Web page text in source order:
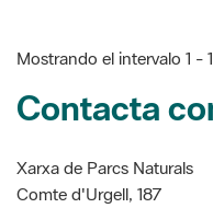
Mostrando el intervalo 1 -
Contacta
Xarxa de Parcs Naturals
Comte d'Urgell, 187